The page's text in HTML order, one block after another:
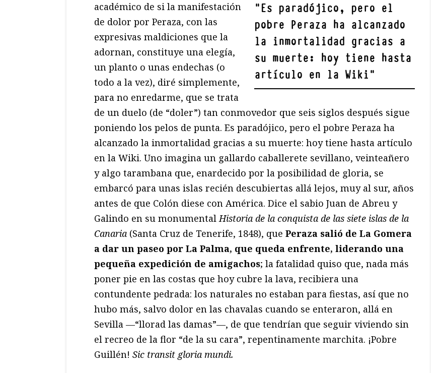
"Es paradójico, pero el
pobre Peraza ha alcanzado
la inmortalidad gracias a
su muerte: hoy tiene hasta
artículo en la Wiki"
académico de si la manifestación
de dolor por Peraza, con las
expresivas maldiciones que la
adornan, constituye una elegía,
un planto o unas endechas (o
todo a la vez), diré simplemente,
para no enredarme, que se trata
de un duelo (de “doler”) tan conmovedor que seis siglos después sigue
poniendo los pelos de punta. Es paradójico, pero el pobre Peraza ha
alcanzado la inmortalidad gracias a su muerte: hoy tiene hasta artículo
en la Wiki. Uno imagina un gallardo caballerete sevillano, veinteañero
y algo tarambana que, enardecido por la posibilidad de gloria, se
embarcó para unas islas recién descubiertas allá lejos, muy al sur, años
antes de que Colón diese con América. Dice el sabio Juan de Abreu y
Galindo en su monumentalHistoria de la conquista de las siete islas de la
Canaria (Santa Cruz de Tenerife, 1848), que Peraza salió de La Gomera
a dar un paseo por La Palma, que queda enfrente, liderando una
pequeña expedición de amigachos; la fatalidad quiso que, nada más
poner pie en las costas que hoy cubre la lava, recibiera una
contundente pedrada: los naturales no estaban para fiestas, así que no
hubo más, salvo dolor en las chavalas cuando se enteraron, allá en
Sevilla —“llorad las damas”—, de que tendrían que seguir viviendo sin
el recreo de la flor “de la su cara”, repentinamente marchita. ¡Pobre
Guillén! Sic transit gloria mundi.